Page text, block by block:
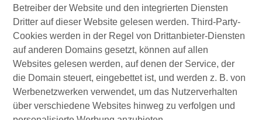
Betreiber der Website und den integrierten Diensten
Dritter auf dieser Website gelesen werden. Third-Party-
Cookies werden in der Regel von Drittanbieter-Diensten
auf anderen Domains gesetzt, können auf allen
Websites gelesen werden, auf denen der Service, der
die Domain steuert, eingebettet ist, und werden z. B. von
Werbenetzwerken verwendet, um das Nutzerverhalten
über verschiedene Websites hinweg zu verfolgen und